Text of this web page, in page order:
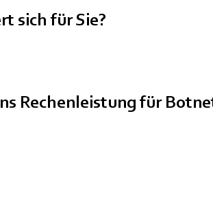
sich für Sie?
Rechenleistung für